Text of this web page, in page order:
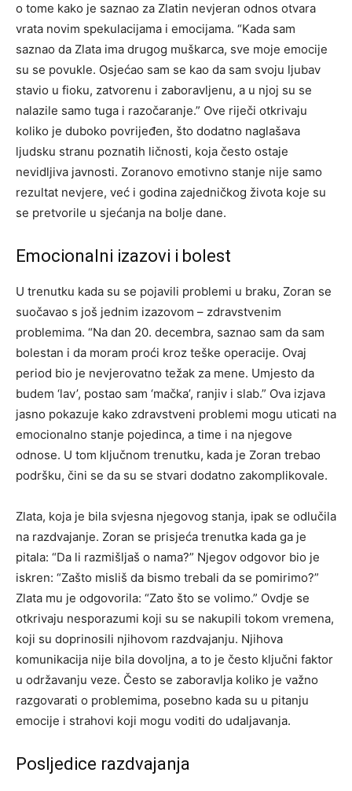
o tome kako je saznao za Zlatin nevjeran odnos otvara
vrata novim spekulacijama i emocijama. “Kada sam
saznao da Zlata ima drugog muškarca, sve moje emocije
su se povukle. Osjećao sam se kao da sam svoju ljubav
stavio u fioku, zatvorenu i zaboravljenu, a u njoj su se
nalazile samo tuga i razočaranje.” Ove riječi otkrivaju
koliko je duboko povrijeđen, što dodatno naglašava
ljudsku stranu poznatih ličnosti, koja često ostaje
nevidljiva javnosti. Zoranovo emotivno stanje nije samo
rezultat nevjere, već i godina zajedničkog života koje su
se pretvorile u sjećanja na bolje dane.
Emocionalni izazovi i bolest
U trenutku kada su se pojavili problemi u braku, Zoran se
suočavao s još jednim izazovom – zdravstvenim
problemima. “Na dan 20. decembra, saznao sam da sam
bolestan i da moram proći kroz teške operacije. Ovaj
period bio je nevjerovatno težak za mene. Umjesto da
budem ‘lav’, postao sam ‘mačka’, ranjiv i slab.” Ova izjava
jasno pokazuje kako zdravstveni problemi mogu uticati na
emocionalno stanje pojedinca, a time i na njegove
odnose. U tom ključnom trenutku, kada je Zoran trebao
podršku, čini se da su se stvari dodatno zakomplikovale.
Zlata, koja je bila svjesna njegovog stanja, ipak se odlučila
na razdvajanje. Zoran se prisjeća trenutka kada ga je
pitala: “Da li razmišljaš o nama?” Njegov odgovor bio je
iskren: “Zašto misliš da bismo trebali da se pomirimo?”
Zlata mu je odgovorila: “Zato što se volimo.” Ovdje se
otkrivaju nesporazumi koji su se nakupili tokom vremena,
koji su doprinosili njihovom razdvajanju. Njihova
komunikacija nije bila dovoljna, a to je često ključni faktor
u održavanju veze. Često se zaboravlja koliko je važno
razgovarati o problemima, posebno kada su u pitanju
emocije i strahovi koji mogu voditi do udaljavanja.
Posljedice razdvajanja